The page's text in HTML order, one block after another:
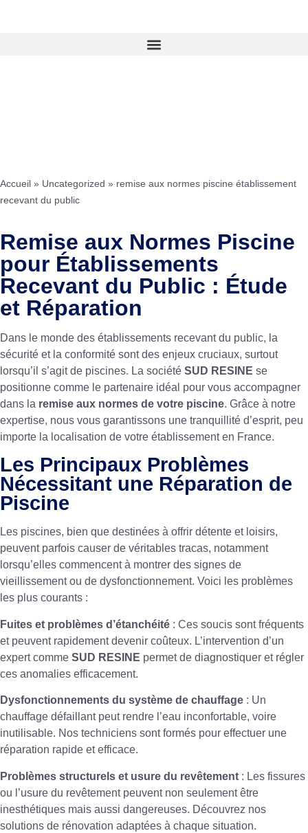
Accueil » Uncategorized » remise aux normes piscine établissement
recevant du public
Remise aux Normes Piscine
pour Établissements
Recevant du Public : Étude
et Réparation
Dans le monde des établissements recevant du public, la
sécurité et la conformité sont des enjeux cruciaux, surtout
lorsqu’il s’agit de piscines. La société SUD RESINE se
positionne comme le partenaire idéal pour vous accompagner
dans la remise aux normes de votre piscine. Grâce à notre
expertise, nous vous garantissons une tranquillité d’esprit, peu
importe la localisation de votre établissement en France.
Les Principaux Problèmes
Nécessitant une Réparation de
Piscine
Les piscines, bien que destinées à offrir détente et loisirs,
peuvent parfois causer de véritables tracas, notamment
lorsqu’elles commencent à montrer des signes de
vieillissement ou de dysfonctionnement. Voici les problèmes
les plus courants :
Fuites et problèmes d’étanchéité : Ces soucis sont fréquents
et peuvent rapidement devenir coûteux. L’intervention d’un
expert comme SUD RESINE permet de diagnostiquer et régler
ces anomalies efficacement.
Dysfonctionnements du système de chauffage : Un
chauffage défaillant peut rendre l’eau inconfortable, voire
inutilisable. Nos techniciens sont formés pour effectuer une
réparation rapide et efficace.
Problèmes structurels et usure du revêtement : Les fissures
ou l’usure du revêtement peuvent non seulement être
inesthétiques mais aussi dangereuses. Découvrez nos
solutions de rénovation adaptées à chaque situation.